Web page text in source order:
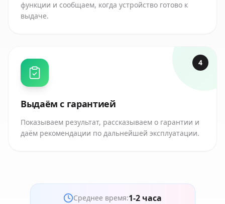
функции и сообщаем, когда устройство готово к
выдаче.
4
Выдаём с гарантией
Показываем результат, рассказываем о гарантии и
даём рекомендации по дальнейшей эксплуатации.
Среднее время:1-2 часа